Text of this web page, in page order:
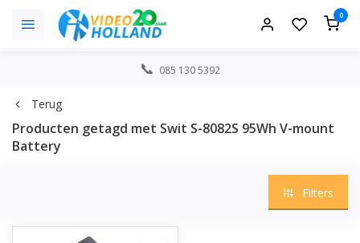
0
085 130 5392
Terug
Producten getagd met Swit S-8082S 95Wh V-mount
Battery
Filters